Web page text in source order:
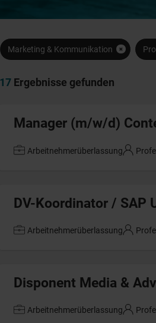
Marketing & Kommunikation
17 Ergebnisse gefunden
Manager (m/w/d)
Arbeitnehmerüberlassung
DV-Koordinator /
Arbeitnehmerüberlassung
Disponent Media &
Arbeitnehmerüberlassung